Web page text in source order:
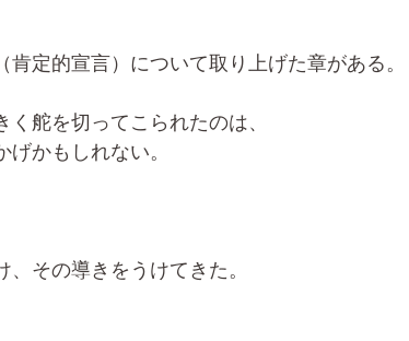
肯定的宣言）について取り上げた章がある。
舵を切ってこられたのは、
かもしれない。
その導きをうけてきた。